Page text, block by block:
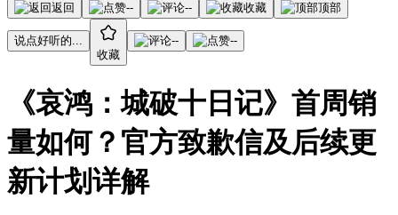
返回 -- -- 收藏 顶部
说点好听的...
收藏
-- --
《哀鸿：城破十日记》首周销
量如何？官方致歉信及后续更
新计划详解